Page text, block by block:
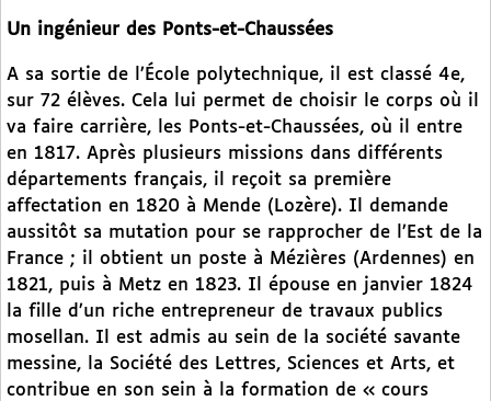
Un ingénieur des Ponts-et-Chaussées
A sa sortie de l’École polytechnique, il est classé 4e,
sur 72 élèves. Cela lui permet de choisir le corps où il
va faire carrière, les Ponts-et-Chaussées, où il entre
en 1817. Après plusieurs missions dans différents
départements français, il reçoit sa première
affectation en 1820 à Mende (Lozère). Il demande
aussitôt sa mutation pour se rapprocher de l’Est de la
France ; il obtient un poste à Mézières (Ardennes) en
1821, puis à Metz en 1823. Il épouse en janvier 1824
la fille d’un riche entrepreneur de travaux publics
mosellan. Il est admis au sein de la société savante
messine, la Société des Lettres, Sciences et Arts, et
contribue en son sein à la formation de « cours